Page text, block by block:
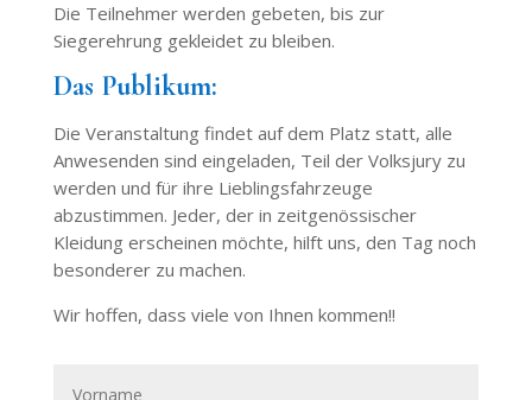
Die Teilnehmer werden gebeten, bis zur
Siegerehrung gekleidet zu bleiben.
Das Publikum:
Die Veranstaltung findet auf dem Platz statt, alle
Anwesenden sind eingeladen, Teil der Volksjury zu
werden und für ihre Lieblingsfahrzeuge
abzustimmen. Jeder, der in zeitgenössischer
Kleidung erscheinen möchte, hilft uns, den Tag noch
besonderer zu machen.
Wir hoffen, dass viele von Ihnen kommen!!